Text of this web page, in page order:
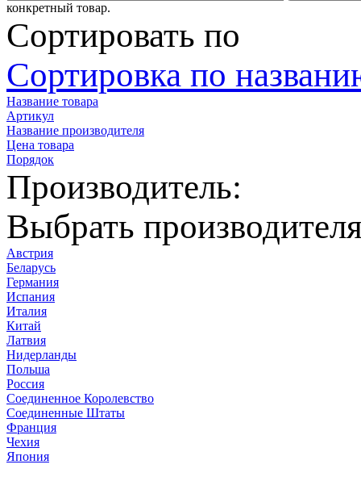
конкретный товар.
Сортировать по
Сортировка по
Название товара
Артикул
Название производителя
Цена товара
Порядок
Производитель:
Выбрать
Австрия
Беларусь
Германия
Испания
Италия
Китай
Латвия
Нидерланды
Польша
Россия
Соединенное Королевство
Соединенные Штаты
Франция
Чехия
Япония